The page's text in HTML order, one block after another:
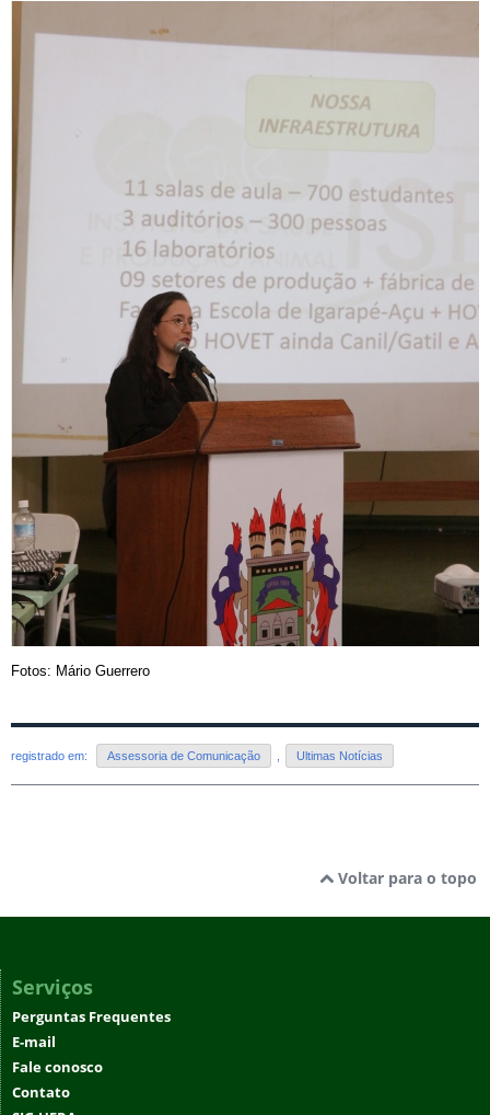
Fotos: Mário Guerrero
registrado em: Assessoria de Comunicação Ultimas Notícias
Voltar para o topo
Serviços
Perguntas Frequentes
E-mail
Fale conosco
Contato